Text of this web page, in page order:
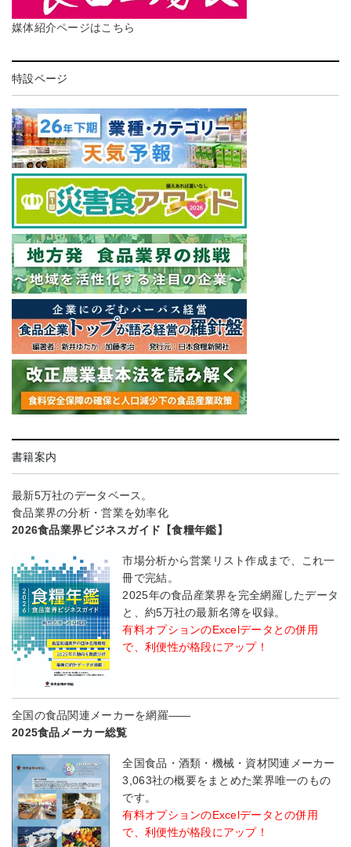
媒体紹介ページはこちら
特設ページ
書籍案内
最新5万社のデータベース。
食品業界の分析・営業を効率化
2026食品業界ビジネスガイド【食糧年鑑】
市場分析から営業リスト作成まで、これ一
冊で完結。
2025年の食品産業界を完全網羅したデータ
と、約5万社の最新名簿を収録。
有料オプションのExcelデータとの併用
で、利便性が格段にアップ！
全国の食品関連メーカーを網羅――
2025食品メーカー総覧
全国食品・酒類・機械・資材関連メーカー
3,063社の概要をまとめた業界唯一のもの
です。
有料オプションのExcelデータとの併用
で、利便性が格段にアップ！